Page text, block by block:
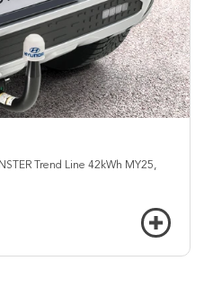
Trend Line 42kWh MY25,